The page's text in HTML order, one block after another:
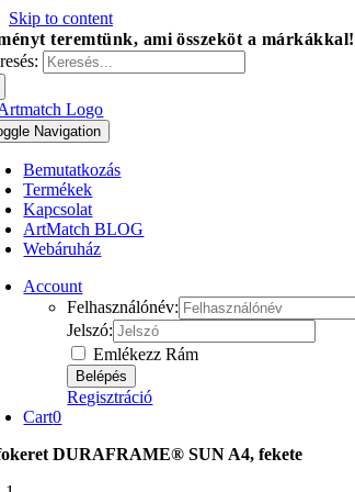
Skip to content
teremtünk, ami összeköt a márkákkal!
Navigation
Bemutatkozás
Termékek
Kapcsolat
ArtMatch BLOG
Webáruház
Account
Felhasználónév:
Jelszó:
Emlékezz Rám
Regisztráció
Cart0
DURAFRAME® SUN A4, fekete